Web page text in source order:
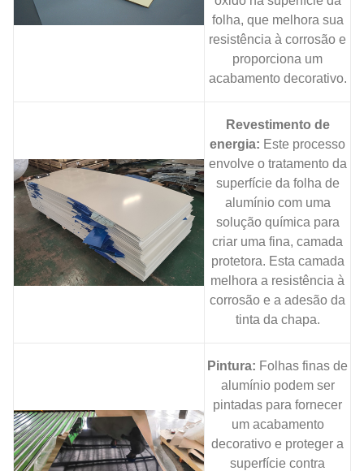
folha, que melhora sua
resistência à corrosão e
proporciona um
acabamento decorativo.
Revestimento de
energia: Este processo
envolve o tratamento da
superfície da folha de
alumínio com uma
solução química para
criar uma fina, camada
protetora. Esta camada
melhora a resistência à
corrosão e a adesão da
tinta da chapa.
Pintura: Folhas finas de
alumínio podem ser
pintadas para fornecer
um acabamento
decorativo e proteger a
superfície contra